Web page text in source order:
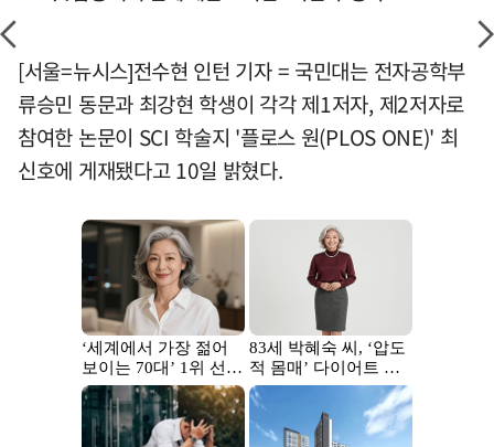
[서울=뉴시스]전수현 인턴 기자 = 국민대는 전자공학부
류승민 동문과 최강현 학생이 각각 제1저자, 제2저자로
참여한 논문이 SCI 학술지 '플로스 원(PLOS ONE)' 최
신호에 게재됐다고 10일 밝혔다.